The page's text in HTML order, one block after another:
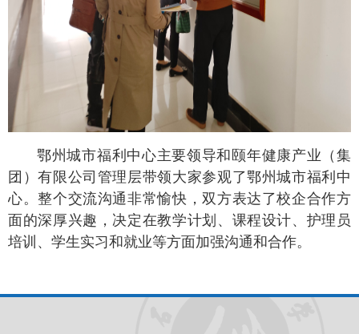
鄂州城市福利中心主要领导和颐年健康产业（集
团）有限公司管理层带领大家参观了鄂州城市福利中
心。整个交流沟通非常愉快，双方表达了校企合作方
面的深厚兴趣，决定在教学计划、课程设计、护理员
培训、学生实习和就业等方面加强沟通和合作。